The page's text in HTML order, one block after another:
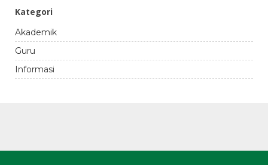
Kategori
Akademik
Guru
Informasi